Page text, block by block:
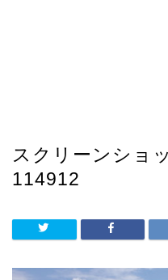
スクリーンショ
114912